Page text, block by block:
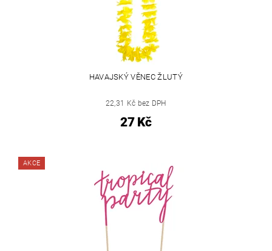
HAVAJSKÝ VĚNEC ŽLUTÝ
22,31 Kč bez DPH
27 Kč
AKCE